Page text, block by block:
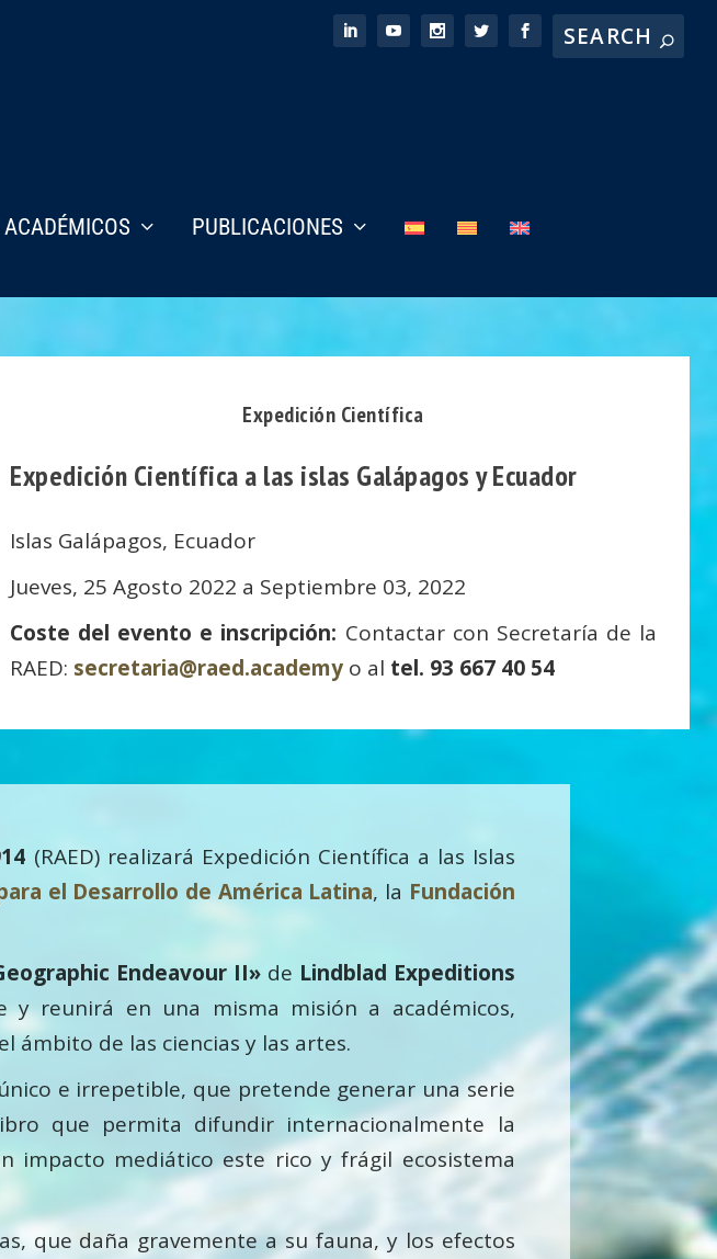
ACADÉMICOS PUBLICACIONES
Expedición Científica
Expedición Científica a las islas Galápagos y Ecuador
Islas Galápagos, Ecuador
Jueves, 25 Agosto 2022 a Septiembre 03, 2022
Coste del evento e inscripción: Contactar con Secretaría de la
RAED: secretaria@raed.academy o al tel. 93 667 40 54
(RAED) realizará Expedición Científica a las Islas
el Desarrollo de América Latina, la Fundación
Endeavour II»de Lindblad Expeditions
reunirá en una misma misión a académicos,
ámbito de las ciencias y las artes.
e irrepetible, que pretende generar una serie
que permita difundir internacionalmente la
impacto mediático este rico y frágil ecosistema
que daña gravemente a su fauna, y los efectos